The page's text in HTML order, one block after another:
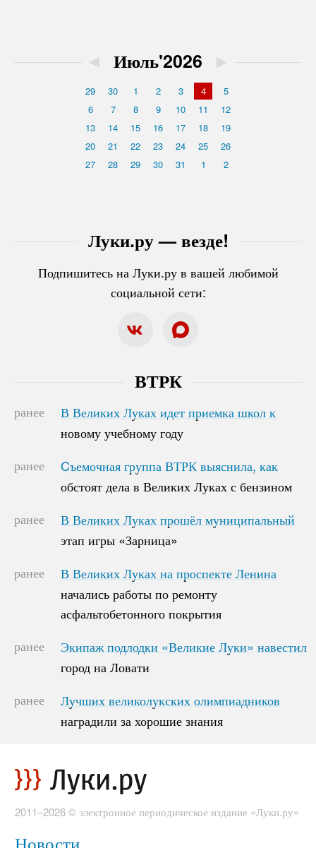
Луки.ру — везде!
Подпишитесь на Луки.ру в вашей любимой
социальной сети:
◄ Июль'2026 ►
29 30 1 2 3 4
5
6
7 8 9 10 11
12
13
14 15 16 17 18
19
20
21 22 23 24 25
26
27
28 29 30 31 1 2
ВТРК
ранее
В Великих Луках идет приемка школ к
новому учебному году
В Великих Луках идет приемка школ к
новому учебному году
ранее
Cъемочная группа ВТРК выяснила, как
обстоят дела в Великих Луках с бензином
Cъемочная группа ВТРК выяснила, как
обстоят дела в Великих Луках с бензином
ранее
В Великих Луках прошёл муниципальный
этап игры «Зарница»
В Великих Луках прошёл муниципальный
этап игры «Зарница»
ранее
В Великих Луках на проспекте Ленина
начались работы по ремонту
асфальтобетонного покрытия
В Великих Луках на проспекте Ленина
начались работы по ремонту
асфальтобетонного покрытия
ранее
Экипаж подлодки «Великие Луки» навестил
город на Ловати
Экипаж подлодки «Великие Луки» навестил
город на Ловати
ранее
Лучших великолукских олимпиадников
наградили за хорошие знания
Лучших великолукских олимпиадников
наградили за хорошие знания
2011–2026 © электронное периодическое издание «Луки.ру»
Новости